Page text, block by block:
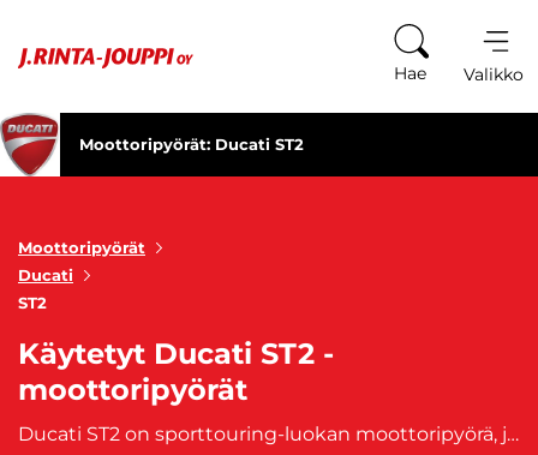
Hae Valikko
Moottoripyörät: Ducati ST2
Moottoripyörät
Ducati
ST2
Käytetyt Ducati ST2 -
moottoripyörät
Ducati ST2 on sporttouring-luokan moottoripyörä, joka yhdistää urheilullisen suorituskyvyn ja pitkän matkan mukavuuden. Tämä malli on suunniteltu kuljettajille, jotka arvostavat nopeutta ja dynaamista ajokokemusta, mutta haluavat samalla moottoripyörän, jolla on mukava matkustaa pitkiäkin matkoja. Ducati ST2 tarjoaa Ducatille ominaisen ajotuntuman, mutta myös enemmän käytännöllisyyttä ja ergonomiaa pidempiin ajomatkoihin. Ducati ST2 on varustettu L-Twin -moottorilla, joka tuottaa tarpeeksi vääntöä ja tehoa dynaamiseen ajoon, mutta samalla se on suunniteltu tarjoamaan vakaan ja miellyttävän ajokokemuksen matka-ajossa. Pyörän runko on suunniteltu erityisesti sporttouring-käyttöön, yhdistäen urheilullisen ajettavuuden ja matkapyörän ergonomian. Ducati ST2:n vahvuutena on sen tasapaino suorituskyvyn ja mukavuuden välillä. Pyörän ajoasento on suunniteltu pitkiä matkoja ajatellen, mikä tekee siitä täydellisen valinnan niin maanteille kuin mutkaisille vuoristoteille. Mukana on myös tarvittavat matkaominaisuudet, kuten sivulaukut ja hyvä tuulensuoja, jotka tekevät siitä ihanteellisen touring-pyörän pitkille seikkailuille.